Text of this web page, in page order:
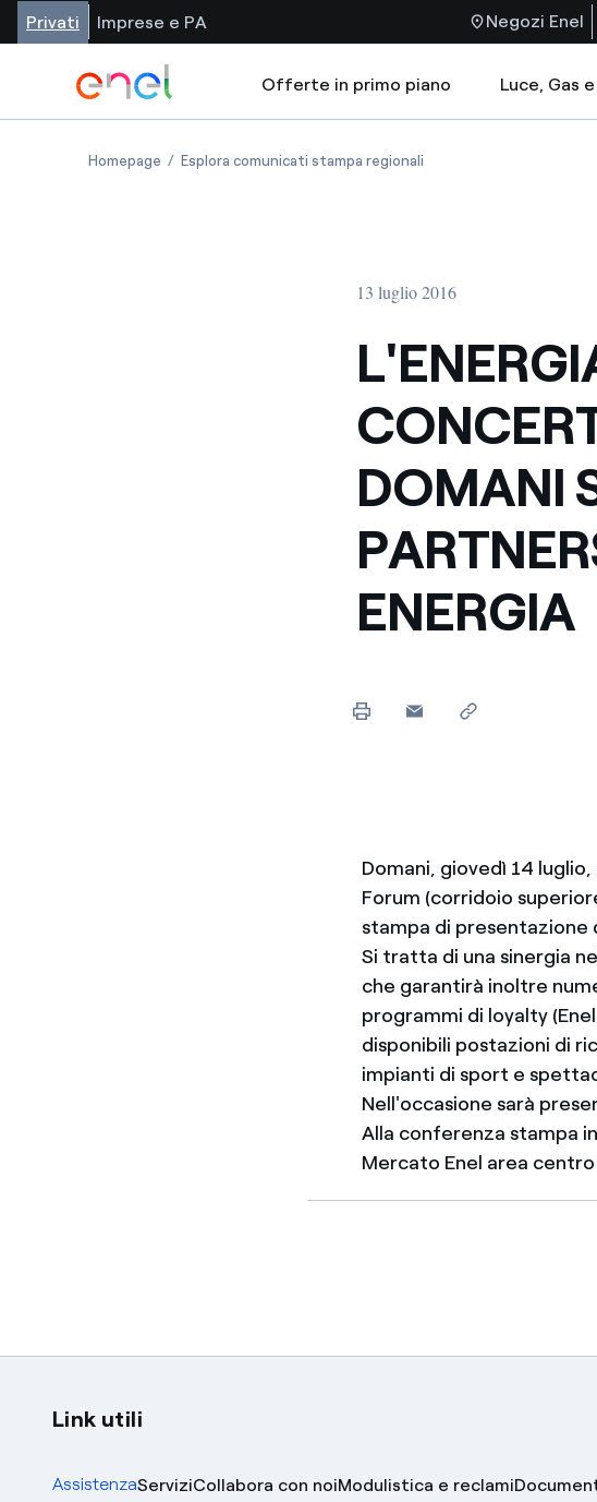
Privati Imprese e PA Negozi Enel
Offerte in primo piano Luce, Gas
Homepage Esplora comunicati stampa regionali
13 luglio 2016
DOMANI
ENERGIA
Domani, giovedì 14
Forum (corridoio
stampa di presentazione
Si tratta di una sinergia
che garantirà inoltre
programmi di loyalty
disponibili postazioni di
impianti di sport e
Nell'occasione sarà
Alla conferenza stampa
Mercato Enel area
Link utili
AssistenzaServiziCollabora con noiModulistica e reclami